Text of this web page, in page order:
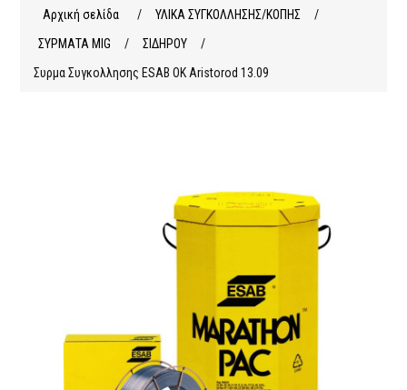
Αρχική σελίδα / ΥΛΙΚΑ ΣΥΓΚΟΛΛΗΣΗΣ/ΚΟΠΗΣ
/
ΣΥΡΜΑΤΑ ΜΙG
/ ΣΙΔΗΡΟΥ
/
Συρμα Συγκολλησης ESAB OK Aristorod 13.09